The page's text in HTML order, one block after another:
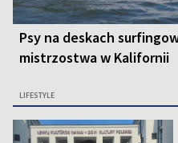
Psy na deskach
mistrzostwa w Kalifornii
LIFESTYLE